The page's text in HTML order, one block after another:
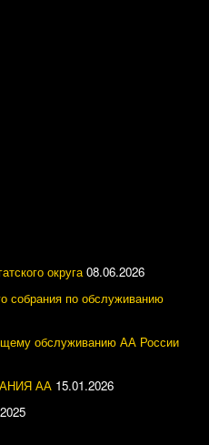
округа 08.06.2026
собрания по обслуживанию
обслуживанию АА России
АА 15.01.2026